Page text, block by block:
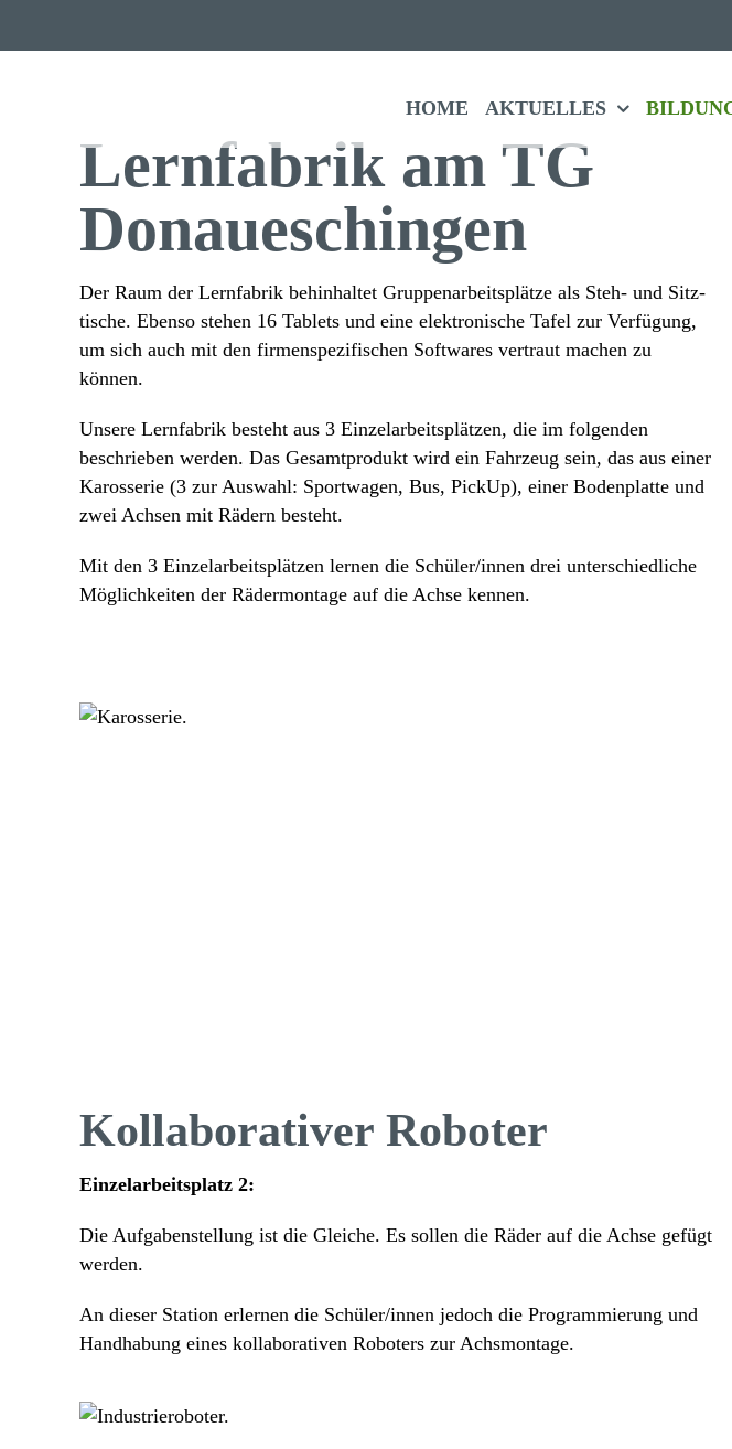
HOME AKTU­ELLES
Lern­fa­brik am TG
Donaueschingen
Der Raum der Lern­fa­brik behin­haltet Grup­pen­ar­beits­plätze als Steh- und Sitz­
ti­sche. Ebenso stehen 16 Tablets und eine elek­tro­ni­sche Tafel zur Verfü­gung,
um sich auch mit den firmen­spe­zi­fi­schen Soft­wares vertraut machen zu
können.
Unsere Lern­fa­brik besteht aus 3 Einzel­ar­beits­plätzen, die im folgenden
beschrieben werden. Das Gesamt­pro­dukt wird ein Fahr­zeug sein, das aus einer
Karos­serie (3 zur Auswahl: Sport­wagen, Bus, PickUp), einer Boden­platte und
zwei Achsen mit Rädern besteht.
Mit den 3 Einzel­ar­beits­plätzen lernen die Schüler/​innen drei unter­schied­liche
Möglich­keiten der Räder­mon­tage auf die Achse kennen.
Kolla­bo­ra­tiver Roboter
Einzel­ar­beits­platz 2:
Die Aufga­ben­stel­lung ist die Gleiche. Es sollen die Räder auf die Achse gefügt
werden.
An dieser Station erlernen die Schüler/​innen jedoch die Program­mie­rung und
Hand­ha­bung eines kolla­bo­ra­tiven Robo­ters zur Achsmontage.